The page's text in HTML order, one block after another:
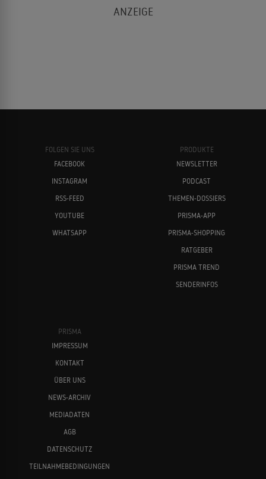
FOLGEN SIE UNS
FACEBOOK
INSTAGRAM
RSS-FEED
YOUTUBE
WHATSAPP
PRODUKTE
NEWSLETTER
PODCAST
THEMEN-DOSSIERS
PRISMA-APP
PRISMA-SHOPPING
RATGEBER
PRISMA TREND
SENDERINFOS
PRISMA
IMPRESSUM
KONTAKT
ÜBER UNS
NEWS-ARCHIV
MEDIADATEN
AGB
DATENSCHUTZ
TEILNAHMEBEDINGUNGEN